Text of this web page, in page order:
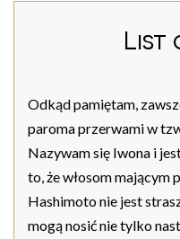
List
Odkąd pamiętam,
paroma przerwami w
Nazywam się Iwona i
to, że włosom mającym
Hashimoto nie jest
mogą nosić nie tylko